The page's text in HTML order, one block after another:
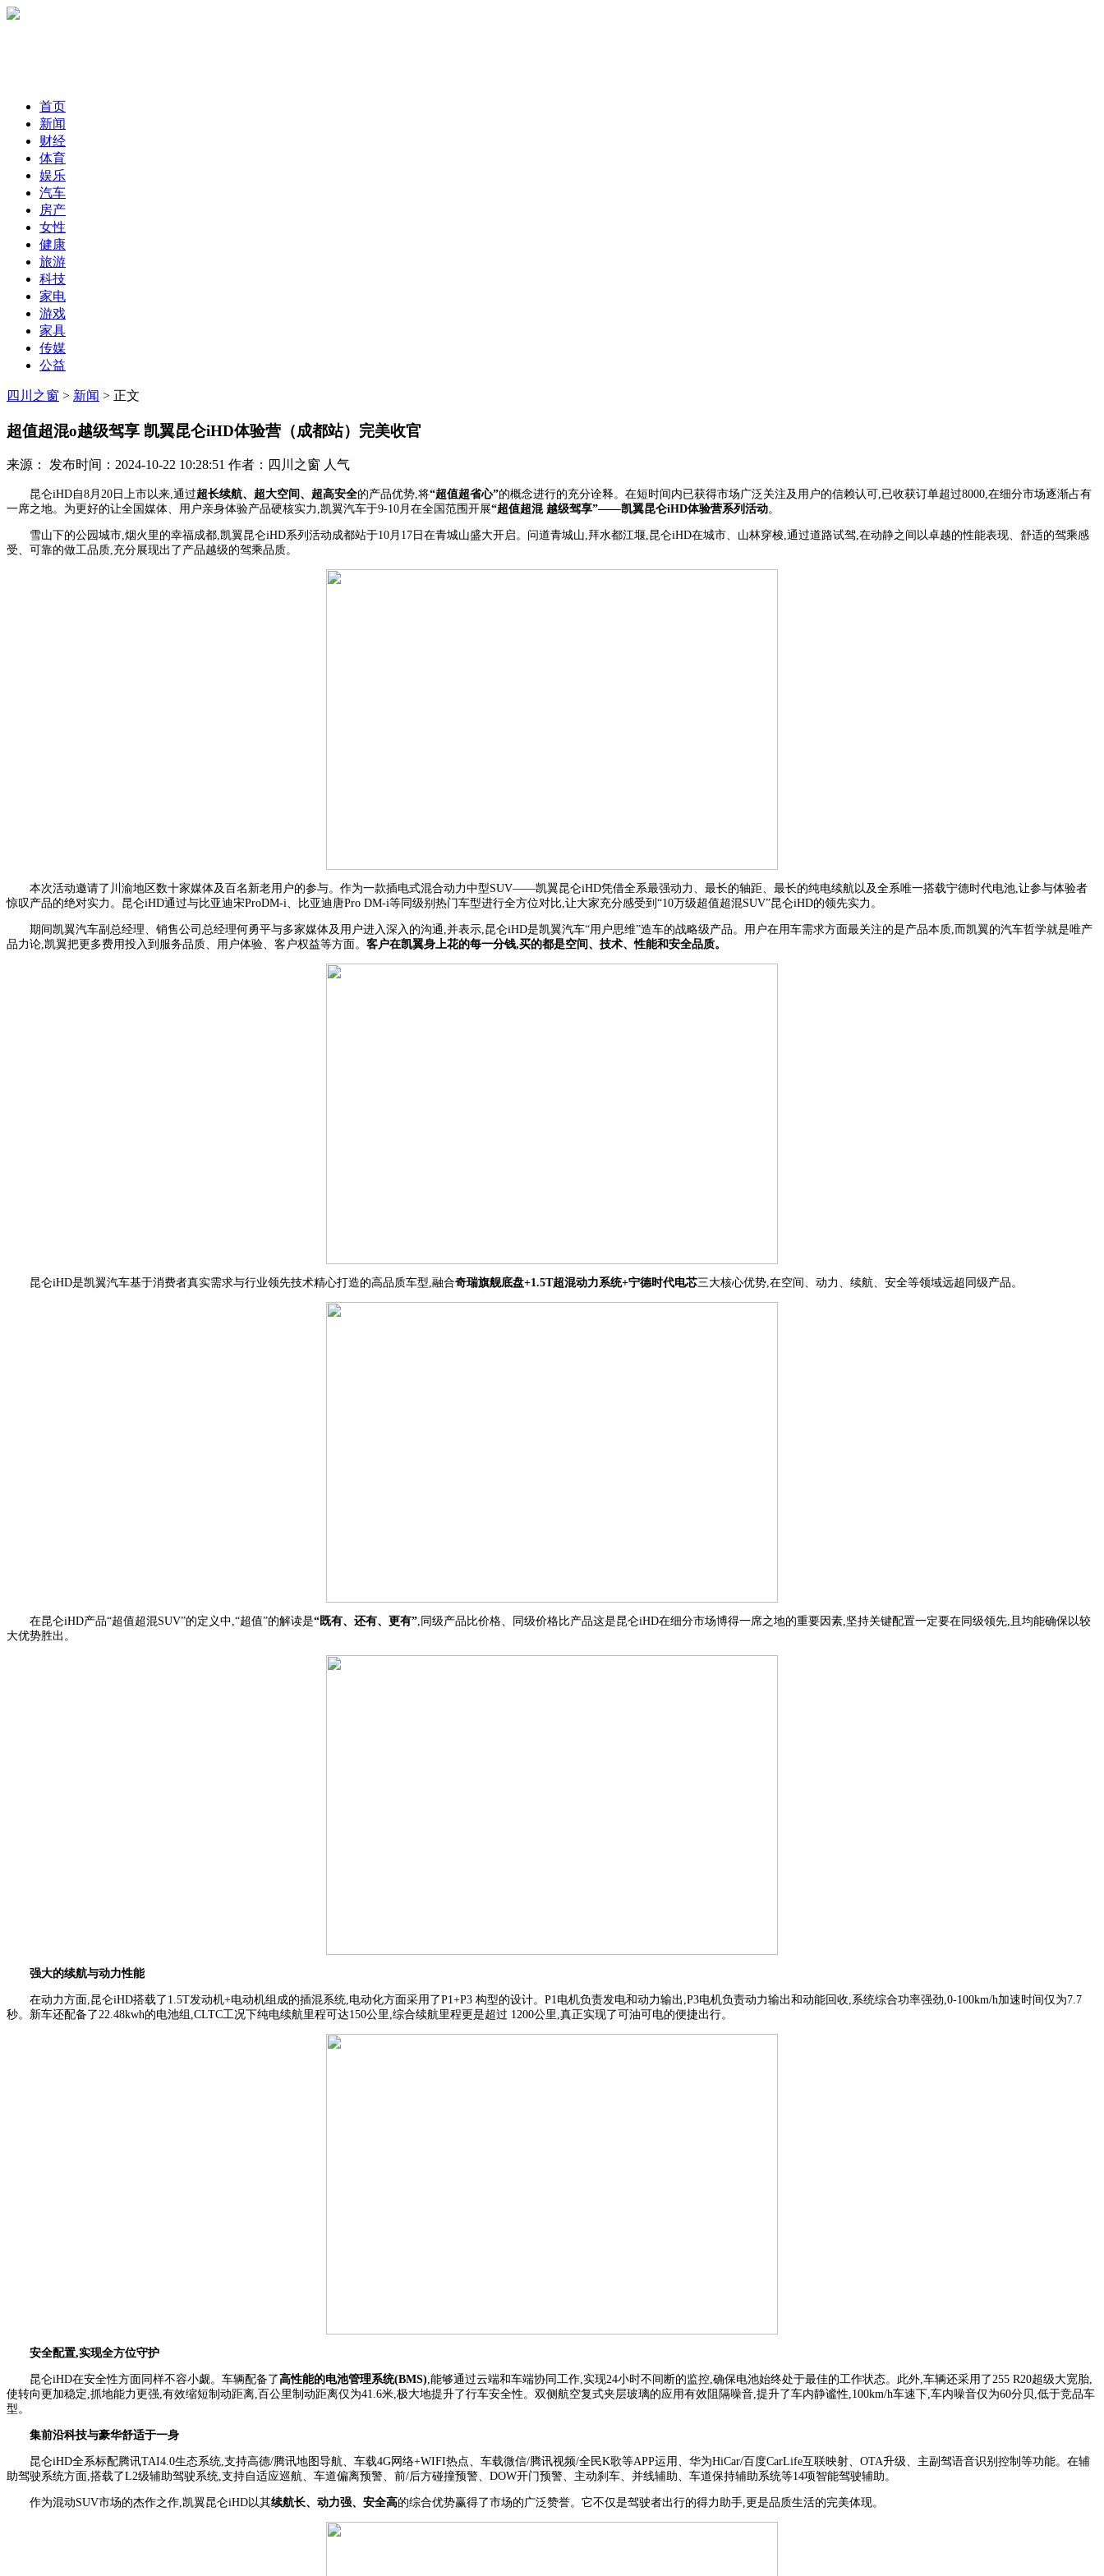
首页
新闻
财经
体育
娱乐
汽车
房产
女性
健康
旅游
科技
家电
游戏
家具
传媒
公益
四川之窗 > 新闻 > 正文
超值超混o越级驾享 凯翼昆仑iHD体验营（成都站）完美收官
来源： 发布时间：2024-10-22 10:28:51 作者：四川之窗 人气
昆仑iHD自8月20日上市以来,通过超长续航、超大空间、超高安全的产品优势,将“超值超省心”的概念进行的充分诠释。在短时间内已获得市场广泛关注及用户的信赖认可,已收获订单超过8000,在细分市场逐渐占有
一席之地。为更好的让全国媒体、用户亲身体验产品硬核实力,凯翼汽车于9-10月在全国范围开展“超值超混 越级驾享”——凯翼昆仑iHD体验营系列活动。
雪山下的公园城市,烟火里的幸福成都,凯翼昆仑iHD系列活动成都站于10月17日在青城山盛大开启。问道青城山,拜水都江堰,昆仑iHD在城市、山林穿梭,通过道路试驾,在动静之间以卓越的性能表现、舒适的驾乘感
受、可靠的做工品质,充分展现出了产品越级的驾乘品质。
本次活动邀请了川渝地区数十家媒体及百名新老用户的参与。作为一款插电式混合动力中型SUV——凯翼昆仑iHD凭借全系最强动力、最长的轴距、最长的纯电续航以及全系唯一搭载宁德时代电池,让参与体验者
惊叹产品的绝对实力。昆仑iHD通过与比亚迪宋ProDM-i、比亚迪唐Pro DM-i等同级别热门车型进行全方位对比,让大家充分感受到“10万级超值超混SUV”昆仑iHD的领先实力。
期间凯翼汽车副总经理、销售公司总经理何勇平与多家媒体及用户进入深入的沟通,并表示,昆仑iHD是凯翼汽车“用户思维”造车的战略级产品。用户在用车需求方面最关注的是产品本质,而凯翼的汽车哲学就是唯产
品力论,凯翼把更多费用投入到服务品质、用户体验、客户权益等方面。 客户在凯翼身上花的每一分钱,买的都是空间、技术、性能和安全品质。
昆仑iHD是凯翼汽车基于消费者真实需求与行业领先技术精心打造的高品质车型,融合奇瑞旗舰底盘+1.5T超混动力系统+宁德时代电芯三大核心优势,在空间、动力、续航、安全等领域远超同级产品。
在昆仑iHD产品“超值超混SUV”的定义中,“超值”的解读是“既有、还有、更有”,同级产品比价格、同级价格比产品这是昆仑iHD在细分市场博得一席之地的重要因素,坚持关键配置一定要在同级领先,且均能确保以较
大优势胜出。
强大的续航与动力性能
在动力方面,昆仑iHD搭载了1.5T发动机+电动机组成的插混系统,电动化方面采用了P1+P3 构型的设计。P1电机负责发电和动力输出,P3电机负责动力输出和动能回收,系统综合功率强劲,0-100km/h加速时间仅为7.7
秒。新车还配备了22.48kwh的电池组,CLTC工况下纯电续航里程可达150公里,综合续航里程更是超过 1200公里,真正实现了可油可电的便捷出行。
安全配置,实现全方位守护
昆仑iHD在安全性方面同样不容小觑。车辆配备了高性能的电池管理系统(BMS),能够通过云端和车端协同工作,实现24小时不间断的监控,确保电池始终处于最佳的工作状态。此外,车辆还采用了255 R20超级大宽胎,
使转向更加稳定,抓地能力更强,有效缩短制动距离,百公里制动距离仅为41.6米,极大地提升了行车安全性。双侧航空复式夹层玻璃的应用有效阻隔噪音,提升了车内静谧性,100km/h车速下,车内噪音仅为60分贝,低于竞品车
型。
集前沿科技与豪华舒适于一身
昆仑iHD全系标配腾讯TAI4.0生态系统,支持高德/腾讯地图导航、车载4G网络+WIFI热点、车载微信/腾讯视频/全民K歌等APP运用、华为HiCar/百度CarLife互联映射、OTA升级、主副驾语音识别控制等功能。在辅
助驾驶系统方面,搭载了L2级辅助驾驶系统,支持自适应巡航、车道偏离预警、前/后方碰撞预警、DOW开门预警、主动刹车、并线辅助、车道保持辅助系统等14项智能驾驶辅助。
作为混动SUV市场的杰作之作,凯翼昆仑iHD以其续航长、动力强、安全高的综合优势赢得了市场的广泛赞誉。它不仅是驾驶者出行的得力助手,更是品质生活的完美体现。